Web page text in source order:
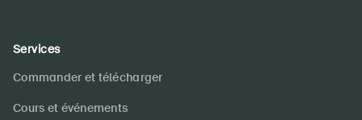
Services
Commander et télécharger
Cours et événements